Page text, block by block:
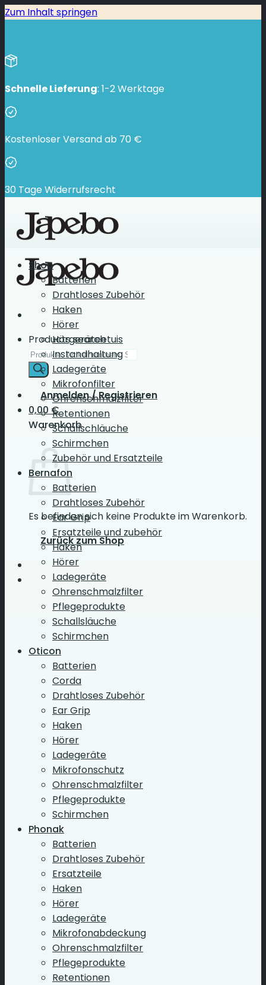
Zum Inhalt springen
Schnelle Lieferung: 1-2 Werktage
Kostenloser Versand ab 70 €
30 Tage Widerrufsrecht
Products search
Anmelden / Registrieren
0,00 €
Warenkorb
Es befinden sich keine Produkte im Warenkorb.
Zurück zum Shop
Shop
Batterien
Drahtloses Zubehör
Haken
Hörer
Hörgeräteetuis
Instandhaltung
Ladegeräte
Mikrofonfilter
Ohrenschmalzfilter
Retentionen
Schallschläuche
Schirmchen
Zubehör und Ersatzteile
Bernafon
Batterien
Drahtloses Zubehör
Ear Grip
Ersatzteile und zubehör
Haken
Hörer
Ladegeräte
Ohrenschmalzfilter
Pflegeprodukte
Schallsläuche
Schirmchen
Oticon
Batterien
Corda
Drahtloses Zubehör
Ear Grip
Haken
Hörer
Ladegeräte
Mikrofonschutz
Ohrenschmalzfilter
Pflegeprodukte
Schirmchen
Phonak
Batterien
Drahtloses Zubehör
Ersatzteile
Haken
Hörer
Ladegeräte
Mikrofonabdeckung
Ohrenschmalzfilter
Pflegeprodukte
Retentionen